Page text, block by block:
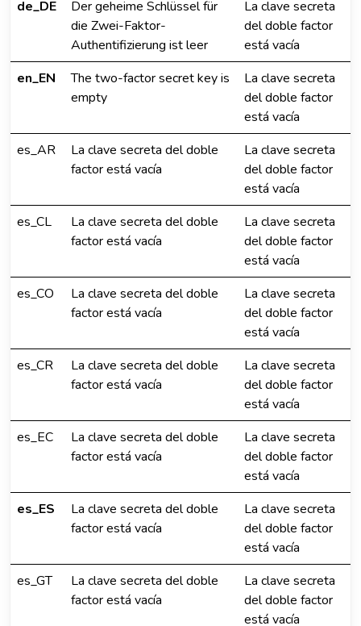
de_DE
Der geheime Schlüssel für
die Zwei-Faktor-
Authentifizierung ist leer
La clave secreta
del doble factor
está vacía
en_EN
The two-factor secret key is
empty
La clave secreta
del doble factor
está vacía
es_AR
La clave secreta del doble
factor está vacía
La clave secreta
del doble factor
está vacía
es_CL
La clave secreta del doble
factor está vacía
La clave secreta
del doble factor
está vacía
es_CO
La clave secreta del doble
factor está vacía
La clave secreta
del doble factor
está vacía
es_CR
La clave secreta del doble
factor está vacía
La clave secreta
del doble factor
está vacía
es_EC
La clave secreta del doble
factor está vacía
La clave secreta
del doble factor
está vacía
es_ES
La clave secreta del doble
factor está vacía
La clave secreta
del doble factor
está vacía
es_GT
La clave secreta del doble
factor está vacía
La clave secreta
del doble factor
está vacía